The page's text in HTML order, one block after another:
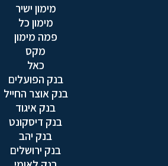
מימון ישיר
מימון כל
פמה מימון
מקס
כאל
בנק הפועלים
בנק אוצר החייל
בנק איגוד
בנק דיסקונט
בנק יהב
בנק ירושלים